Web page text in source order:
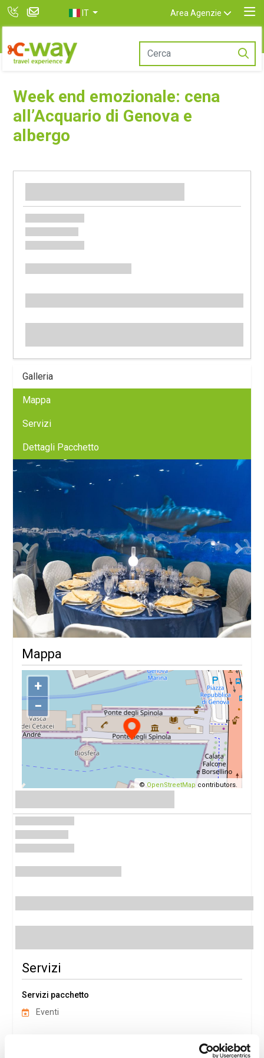
IT Area Agenzie
Week end emozionale: cena
all’Acquario di Genova e
albergo
Galleria
Mappa
Servizi
Dettagli Pacchetto
Previous Next
Mappa
+
−
© OpenStreetMap contributors.
Servizi
Servizi pacchetto
Eventi